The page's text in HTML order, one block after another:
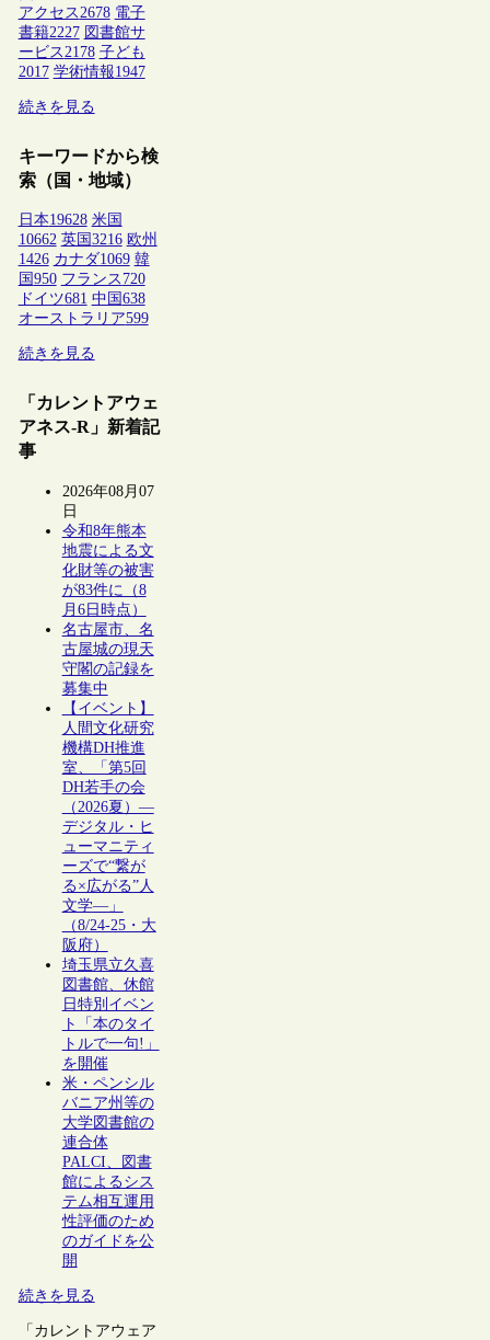
アクセス 2678 電子
書籍2227 図書館サ
ービス 2178 子ども
2017 学術情報1947
続きを見る
キーワードから検
索（国・地域）
日本19628 米国
10662 英国 3216 欧州
1426 カナダ1069 韓
国 950 フランス 720
ドイツ681 中国 638
オーストラリア599
続きを見る
「カレントアウェ
アネス-R」新着記
事
2026年08月07
日
令和8年熊本
地震による文
化財等の被害
が83件に（8
月6日時点）
名古屋市、名
古屋城の現天
守閣の記録を
募集中
【イベント】
人間文化研究
機構DH推進
室、「第5回
DH若手の会
（2026夏）―
デジタル・ヒ
ューマニティ
ーズで“繋が
る×広がる”人
文学―」
（8/24-25・大
阪府）
埼玉県立久喜
図書館、休館
日特別イベン
ト「本のタイ
トルで一句!」
を開催
米・ペンシル
バニア州等の
大学図書館の
連合体
PALCI、図書
館によるシス
テム相互運用
性評価のため
のガイドを公
開
続きを見る
「カレントアウェア